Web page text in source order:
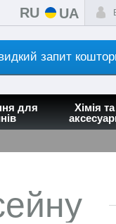
RU UA
запит
для
Хімія та